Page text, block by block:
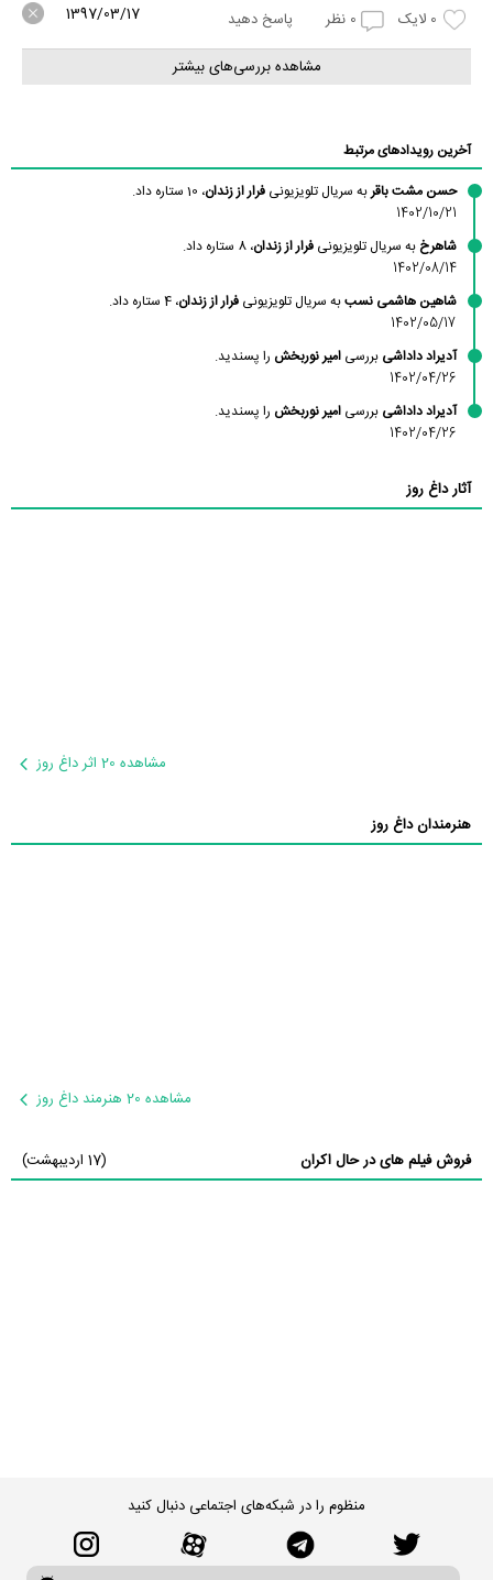
0 لایک 0 نظر پاسخ دهید 1397/03/17
مشاهده بررسی‌های بیشتر
آخرین رویدادهای مرتبط
حسن مشت باقربه سریال تلویزیونی فرار از زندان، 10 ستاره داد.
1402/10/21
شاهرخ به سریال تلویزیونی فرار از زندان، 8 ستاره داد.
1402/08/14
شاهین هاشمی نسببه سریال تلویزیونی فرار از زندان، 4 ستاره داد.
1402/05/17
آدیراد داداشی بررسی امیر نوربخش را پسندید.
1402/04/26
آدیراد داداشی بررسی امیر نوربخش را پسندید.
1402/04/26
آثار داغ روز
مشاهده 20 اثر داغ روز
هنرمندان داغ روز
مشاهده 20 هنرمند داغ روز
فروش فیلم های در حال اکران (17 اردیبهشت)
منظوم را در شبکه‌های اجتماعی دنبال کنید